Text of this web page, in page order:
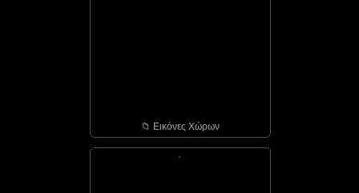
📁︎ Εικόνες Χώρων